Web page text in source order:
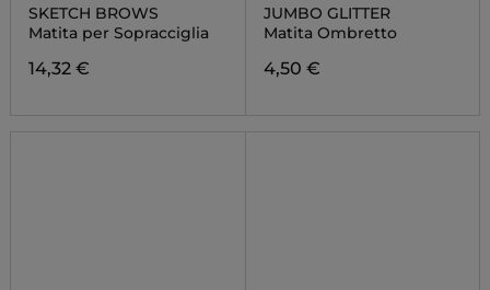
SKETCH BROWS
Matita per Sopracciglia
14,32 €
JUMBO GLITTER
Matita Ombretto
4,50 €